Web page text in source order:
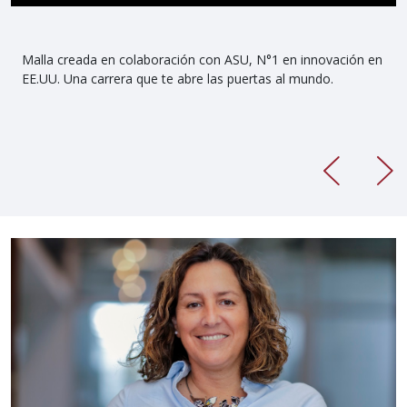
Malla creada en colaboración con ASU, N°1 en innovación en
EE.UU. Una carrera que te abre las puertas al mundo.